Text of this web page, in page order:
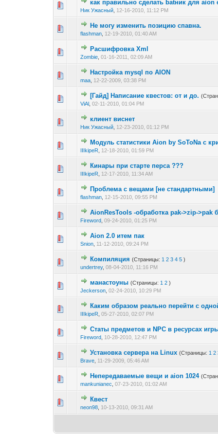
как правильно сделать batник для aion
Ник Ужасный 12-16-2010, 11:12 PM
0 голос(ов) - 0 из
12
Не могу изменить позицию спавна.
flashman 12-19-2010, 01:40 AM
0 голос(ов) - 0 из
Расшифровка Xml
Zombie ,01-16-2011, 02:09 AM
Настройка mysql по AION
maa 12-22-2009, 03:38 PM
0 голос(ов) - 0 из
[Гайд] Написание квестов: от и до.
ViAl ,02-11-2010, 01:04 PM
0 голос(ов) - 0 из
12
клиент виснет
Ник Ужасный 12-23-2010, 01:12 PM
Модуль статистики Aion by SoToNa с
IIIkipeR 12-18-2010, 01:59 PM
0 голос(ов) - 0 из
12
Кинары при старте перса ???
IIIkipeR 12-17-2010, 11:34 AM
0 голос(ов) - 0 из
Проблема с вещами [не стандартными]
flashman 12-15-2010, 09:55 PM
0 голос(ов) - 0 из
12
AionResTools -обработка pak->zip->pak
Fireword ,09-24-2010, 01:25 PM
0 голос(ов) - 0 из
12
Aion 2.0 итем пак
Snion 11-12-2010, 09:24 PM
Компиляция (Страницы: 1 2 3 4 5 )
undertrey,08-04-2010, 11:16 PM
1 голос(ов)
манастоуны (Страницы: 1 2 )
Jeckerson ,02-24-2010, 10:29 PM
0 голос(ов) - 0 из
Каким образом реально перейти с
IIIkipeR ,05-27-2010, 02:07 PM
0 голос(ов) - 0 из
12
Статы предметов и NPC в ресурсах
Fireword 10-28-2010, 12:47 PM
0 голос(ов) - 0 из
12
Установка сервера на Linux (Страницы: 1 2
Brave 11-29-2009, 05:46 AM
0 голос(ов) - 0 из
1 2
Непередаваемые вещи и aion 1024
mankunianec ,07-23-2010, 01:02 AM
0 голос(ов) - 0 из
12
Квест
neon98 10-13-2010, 09:31 AM